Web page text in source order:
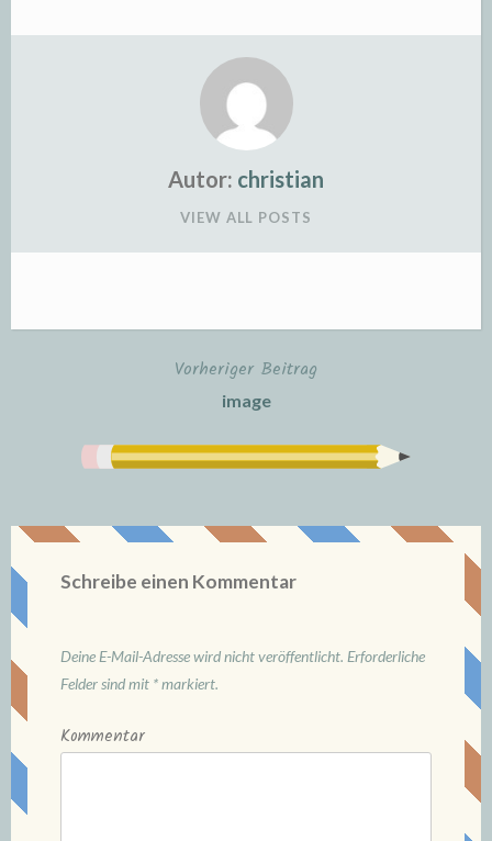
Autor: christian
VIEW ALL POSTS
Vorheriger Beitrag
image
Schreibe einen Kommentar
Deine E-Mail-Adresse wird nicht veröffentlicht. Erforderliche
Felder sind mit *markiert.
Kommentar